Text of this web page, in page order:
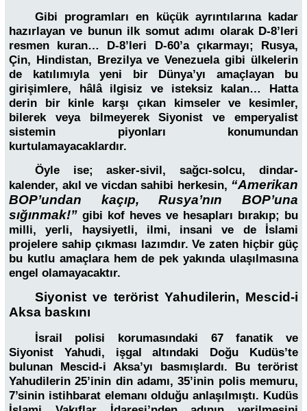
Gibi programları en küçük ayrıntılarına kadar
hazırlayan ve bunun ilk somut adımı olarak D-8’leri
resmen kuran… D-8’leri D-60’a çıkarmayı; Rusya,
Çin, Hindistan, Brezilya ve Venezuela gibi ülkelerin
de katılımıyla yeni bir Dünya’yı amaçlayan bu
girişimlere, hâlâ ilgisiz ve isteksiz kalan… Hatta
derin bir kinle karşı çıkan kimseler ve kesimler,
bilerek veya bilmeyerek Siyonist ve emperyalist
sistemin piyonları konumundan
kurtulamayacaklardır.
Öyle ise; asker-sivil, sağcı-solcu, dindar-
kalender, akıl ve vicdan sahibi herkesin, “Amerikan
BOP’undan kaçıp, Rusya’nın BOP’una
sığınmak!” gibi kof heves ve hesapları bırakıp; bu
milli, yerli, haysiyetli, ilmi, insani ve de İslami
projelere sahip çıkması lazımdır. Ve zaten hiçbir güç
bu kutlu amaçlara hem de pek yakında ulaşılmasına
engel olamayacaktır.
Siyonist ve terörist Yahudilerin, Mescid-i
Aksa baskını
İsrail polisi korumasındaki 67 fanatik ve
Siyonist Yahudi, işgal altındaki Doğu Kudüs’te
bulunan Mescid-i Aksa’yı basmışlardı. Bu terörist
Yahudilerin 25’inin din adamı, 35’inin polis memuru,
7’sinin istihbarat elemanı olduğu anlaşılmıştı. Kudüs